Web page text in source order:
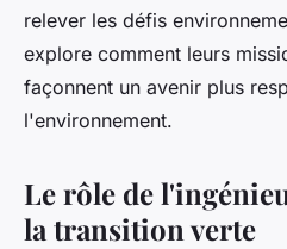
relever les défis
explore comment leurs
façonnent un avenir plus
l'environnement.
Le rôle de
la transition verte